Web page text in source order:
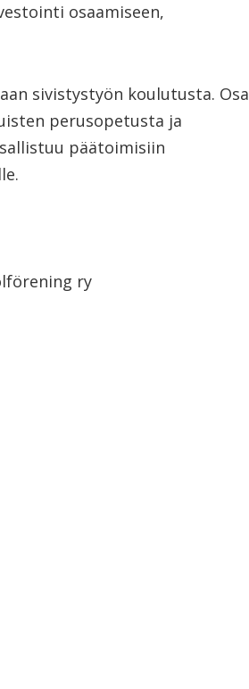
osaamiseen,
sivistystyön koulutusta. Osa
perusopetusta ja
päätoimisiin
ry